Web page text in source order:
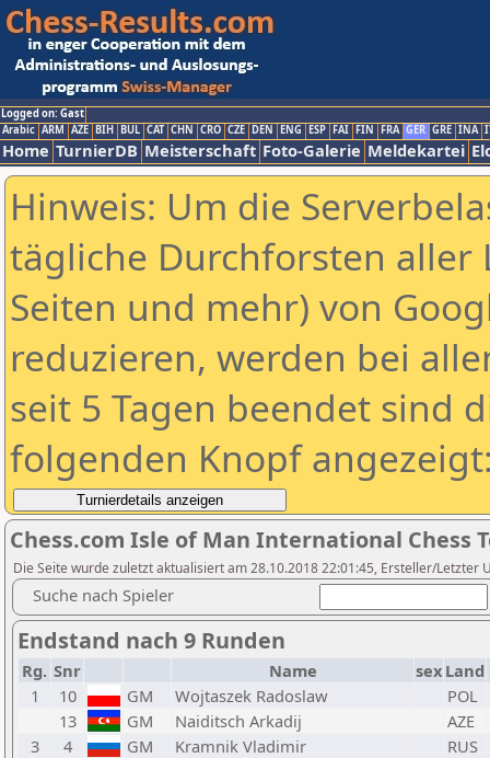
Logged on: Gast
Arabic ARM AZE BIH BUL CAT CHN CRO CZE DEN ENG ESP FAI FIN FRA GER GRE INA
Home TurnierDB Meisterschaft Foto-Galerie Meldekartei
Hinweis: Um die
tägliche Durchforsten aller
Seiten und mehr) von
reduzieren, werden bei
seit 5 Tagen beendet sind
folgenden Knopf
Chess.com Isle of Man International Chess
Die Seite wurde zuletzt aktualisiert am 28.10.2018 22:01:45, Ersteller/Letzter
Suche nach Spieler
Endstand nach 9 Runden
Rg. Snr Name sex Land
1
10 GM Wojtaszek Radoslaw
POL
13
GM Naiditsch Arkadij
AZE
3
4 GM Kramnik Vladimir
RUS